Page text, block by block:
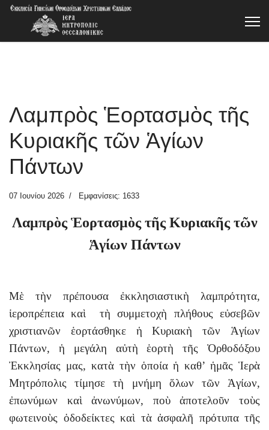
Λαμπρὸς Ἑορτασμὸς τῆς
Κυριακῆς τῶν Ἁγίων
Πάντων
07 Ιουνίου 2026 Εμφανίσεις: 1633
Λαμπρὸς Ἑορτασμὸς τῆς Κυριακῆς τῶν
Ἁγίων Πάντων
Μὲ τὴν πρέπουσα ἐκκλησιαστικὴ λαμπρότητα,
ἱεροπρέπεια καὶ τὴ συμμετοχὴ πλήθους εὐσεβῶν
χριστιανῶν ἑορτάσθηκε ἡ Κυριακὴ τῶν Ἁγίων
Πάντων, ἡ μεγάλη αὐτὴ ἑορτὴ τῆς Ὀρθοδόξου
Ἐκκλησίας μας, κατὰ τὴν ὁποία ἡ καθ’ ἡμᾶς Ἱερὰ
Μητρόπολις τίμησε τὴ μνήμη ὅλων τῶν Ἁγίων,
ἐπωνύμων καὶ ἀνωνύμων, ποὺ ἀποτελοῦν τοὺς
φωτεινοὺς ὁδοδείκτες καὶ τὰ ἀσφαλῆ πρότυπα τῆς